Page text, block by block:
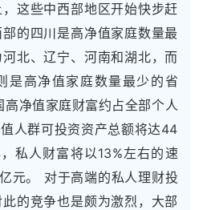
这些中西部地区开始快步赶
的四川是高净值家庭数量最
北、辽宁、河南和湖北，而
是高净值家庭数量最少的省
净值家庭财富约占全部个人
人群可投资资产总额将达44
私人财富将以13%左右的速
元。 对于高端的私人理财投
的竞争也是颇为激烈，大部